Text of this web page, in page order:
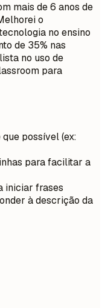
mais de 6 anos de
o
no ensino
de 35% nas
no uso de
para
possível (ex:
para facilitar a
iniciar frases
à descrição da